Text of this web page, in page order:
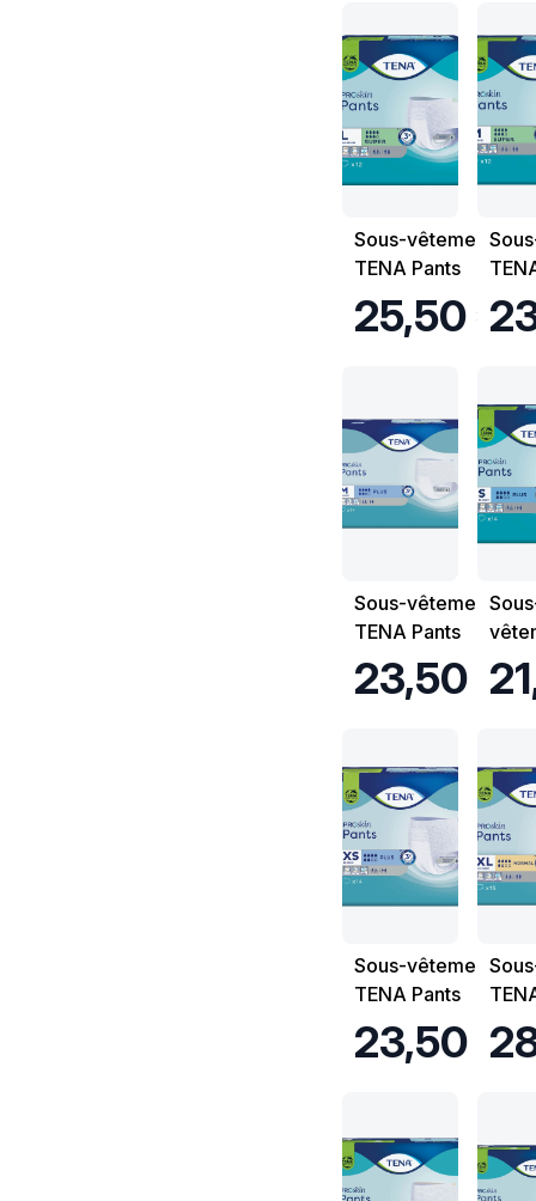
Sous-vêtements
TENA Pants
Proskin Super -
Taille L - Sachet
25,50 €
Sous-vêtements
TENA Pants
Proskin Plus -
Taille M - Sachet
23,50 €
Sous-vêtements
TENA Pants
Proskin Plus -
Taille XS -
23,50 €